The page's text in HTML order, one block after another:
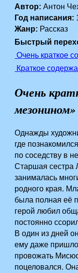
Автор: Антон
Год написания:
Жанр: Рассказ
Быстрый
Очень краткое
Краткое
Очень
мезонином»
Однажды
где
по соседству в
Старшая сестра
занималась
родного края.
была полная её
герой любил
постоянно
В один из дней
ему даже
провожать
поцеловался.